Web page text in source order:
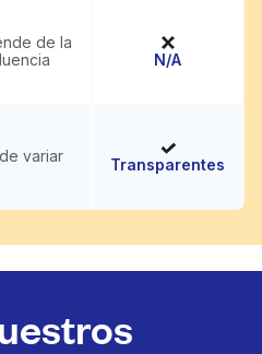
de la
N/A
variar Transparentes